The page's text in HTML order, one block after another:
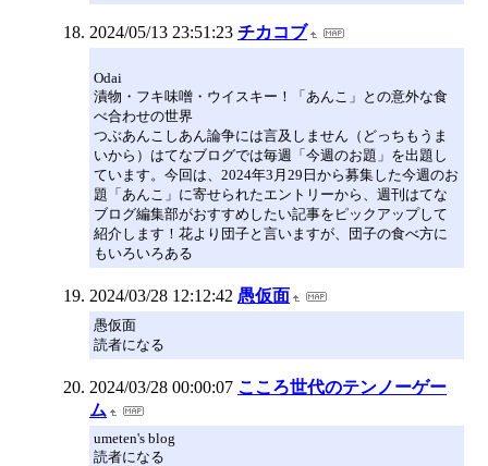
2024/05/13 23:51:23 チカコブ
Odai
漬物・フキ味噌・ウイスキー！「あんこ」との意外な食
べ合わせの世界
つぶあんこしあん論争には言及しません（どっちもうま
いから）はてなブログでは毎週「今週のお題」を出題し
ています。今回は、2024年3月29日から募集した今週のお
題「あんこ」に寄せられたエントリーから、週刊はてな
ブログ編集部がおすすめしたい記事をピックアップして
紹介します！花より団子と言いますが、団子の食べ方に
もいろいろある
2024/03/28 12:12:42 愚仮面
愚仮面
読者になる
2024/03/28 00:00:07 こころ世代のテンノーゲー
ム
umeten's blog
読者になる